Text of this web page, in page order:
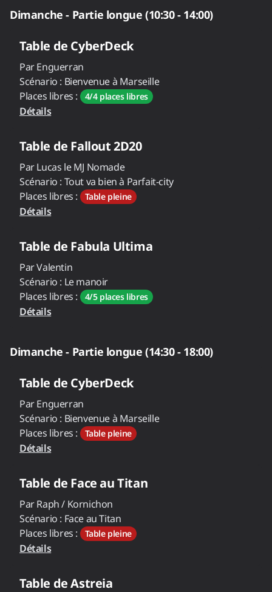
Dimanche - Partie longue (10:30 - 14:00)
Table de CyberDeck
ParEnguerran
Scénario : Bienvenue à Marseille
Places libres :
4/4 places libres
Détails
Table de Fallout 2D20
ParLucas le MJ Nomade
Scénario : Tout va bien à Parfait-city
Places libres :
Table pleine
Détails
Table de Fabula Ultima
ParValentin
Scénario : Le manoir
Places libres :
4/5 places libres
Détails
Dimanche - Partie longue (14:30 - 18:00)
Table de CyberDeck
ParEnguerran
Scénario : Bienvenue à Marseille
Places libres :
Table pleine
Détails
Table de Face au Titan
ParRaph / Kornichon
Scénario : Face au Titan
Places libres :
Table pleine
Détails
Table deAstreia